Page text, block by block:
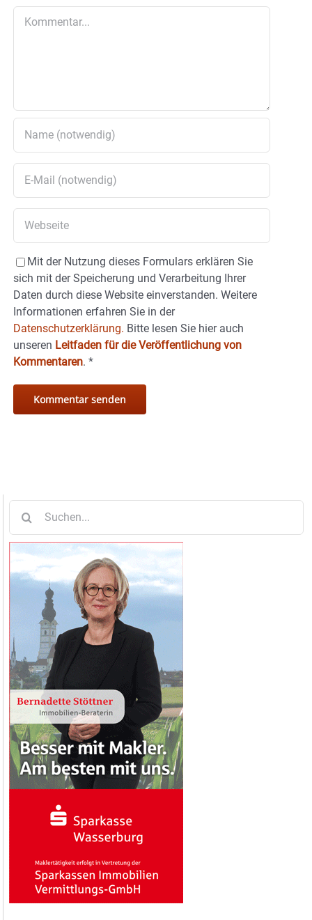
Mit der Nutzung dieses Formulars erklären Sie
sich mit der Speicherung und Verarbeitung Ihrer
Daten durch diese Website einverstanden. Weitere
Informationen erfahren Sie in der
Datenschutzerklärung. Bitte lesen Sie hier auch
unseren Leitfaden für die Veröffentlichung von
Kommentaren. *
nach: